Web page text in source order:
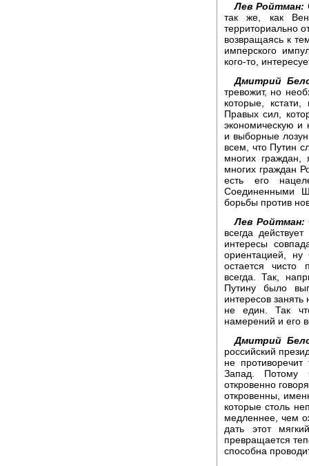
Лев Ройтман:
так же, как
территориально
возвращаясь к
имперского
кого-то,
Дмитрий
тревожит, но
которые,
Правых сил,
экономическую и
и выборные
всем, что Путин
многих
многих граждан
есть его
Соединенными
борьбы против
Лев Ройтман:
всегда
интересы
ориентацией, ну
остается чисто
всегда. Так,
Путину было
интересов
не един. Так
намерений и его
Дмитрий
российский
не
Запад. Потому
откровенно
откровенны,
которые столь
медленнее, чем
дать этот
превращается
способна